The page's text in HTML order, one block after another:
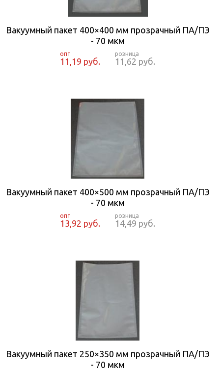
Вакуумный пакет 400×400 мм прозрачный ПА/ПЭ
- 70 мкм
11,19 руб. 11,62 руб.
Вакуумный пакет 400×500 мм прозрачный ПА/ПЭ
- 70 мкм
13,92 руб. 14,49 руб.
Вакуумный пакет 250×350 мм прозрачный ПА/ПЭ
- 70 мкм